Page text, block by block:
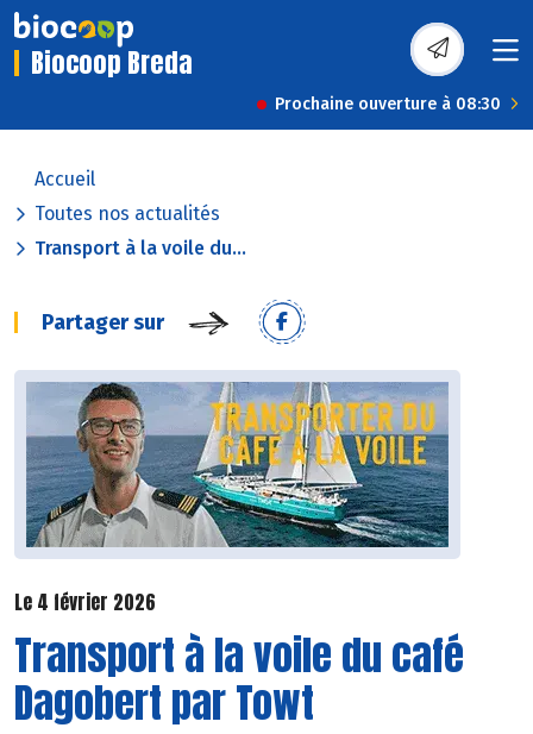
Biocoop Breda
Prochaine ouverture à 08:30
Accueil
Toutes nos actualités
Transport à la voile du...
Partager sur
Le 4 février 2026
Transport à la voile du café
Dagobert par Towt